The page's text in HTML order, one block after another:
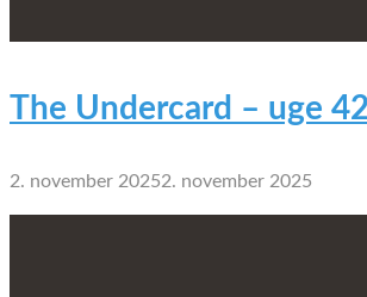
The Undercard – uge
2. november 20252. november 2025